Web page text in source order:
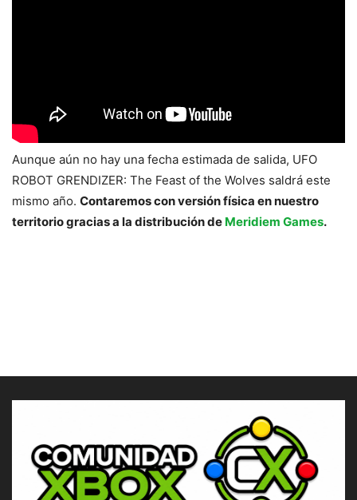
Aunque aún no hay una fecha estimada de salida, UFO
ROBOT GRENDIZER: The Feast of the Wolves saldrá este
mismo año. Contaremos con versión física en nuestro
territorio gracias a la distribución de Meridiem Games.